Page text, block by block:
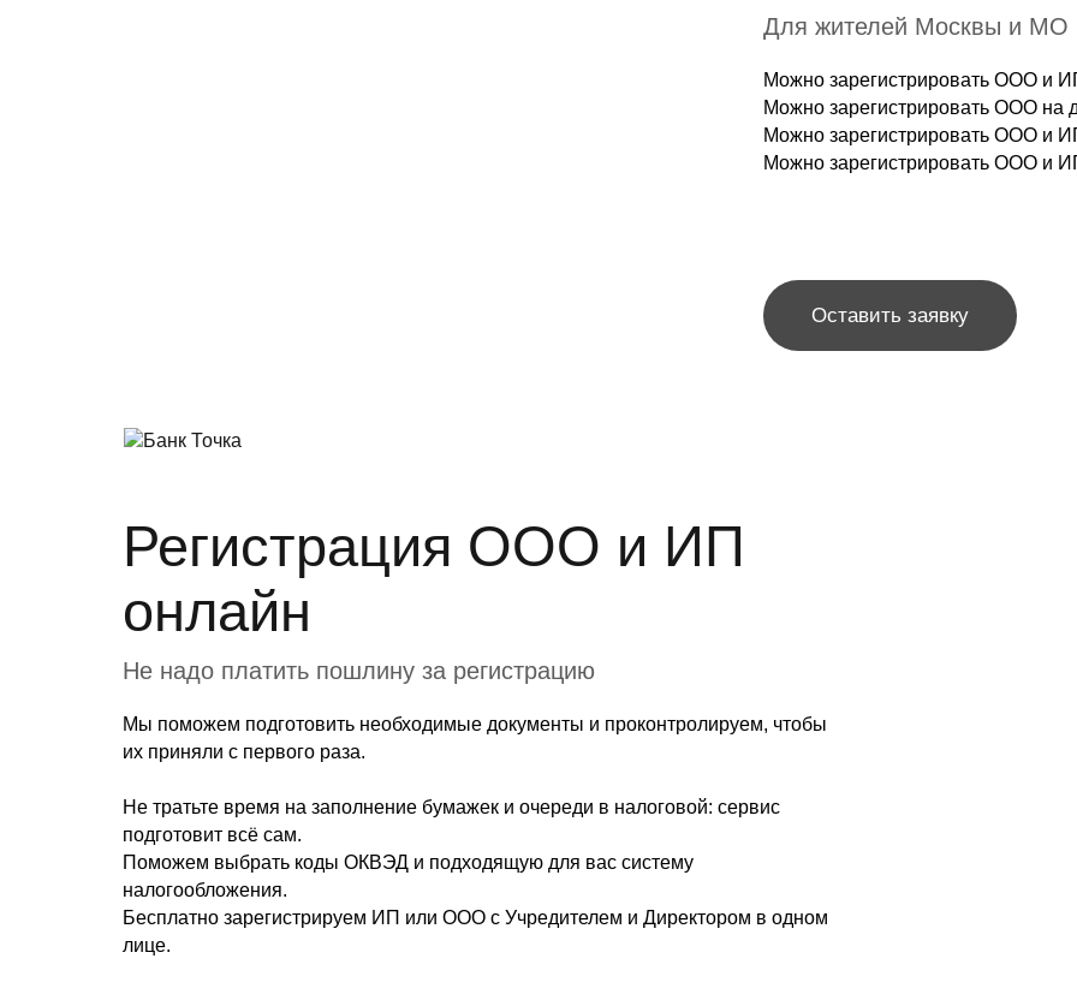
Для жителей Москвы и МО
Можно зарегистрировать ООО и
Можно зарегистрировать ООО на
Можно зарегистрировать ООО и
Можно зарегистрировать ООО и
Оставить заявку
Регистрация ООО и ИП
онлайн
Не надо платить пошлину за регистрацию
Мы поможем подготовить необходимые документы и проконтролируем, чтобы
их приняли с первого раза.
Не тратьте время на заполнение бумажек и очереди в налоговой: сервис
подготовит всё сам.
Поможем выбрать коды ОКВЭД и подходящую для вас систему
налогообложения.
Бесплатно зарегистрируем ИП или ООО с Учредителем и Директором в одном
лице.